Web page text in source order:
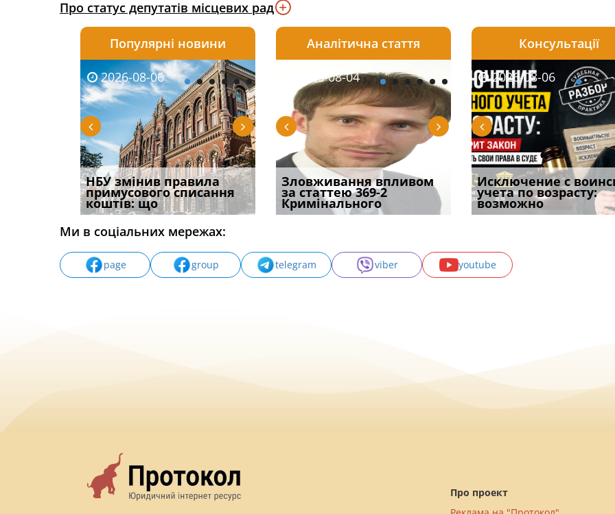
Про статус депутатів місцевих рад
Популярні новини
2026-08-06
НБУ змінив правила
примусового списання
коштів: що
2026-08-06
Якщо суд встановив для
відшкодування шкоди
наявніс
2026-08-06
Документи, на яких не
проставляється
апостиль: пер
Аналітична стаття
2026-08-03
Водії можуть отримати
компенсацію за
незаконні дії
2026-08-04
Зловживання впливом
за статтею 369-2
Кримінального
2026-08-04
Переоформлення
відстрочки за іншою
підставою: нов
Консультації
2026-08-05
Особливості захисту у
кримінальному
провадженні: я
2026-08-06
Исключение с
учета по возрасту:
возможно
2026-07-30
Восьмий ААС
підтвердив, що
може скас
Ми в соціальних мережах:
page group telegram viber youtube
Про проект